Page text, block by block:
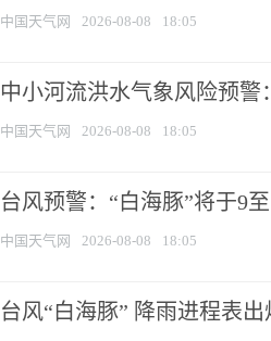
中国天气网 2026-08-08 18:05
中小河流洪水气象风险预
中国天气网 2026-08-08 18:05
台风预警：“白海豚”将于9
中国天气网 2026-08-08 18:05
台风“白海豚” 降雨进程表